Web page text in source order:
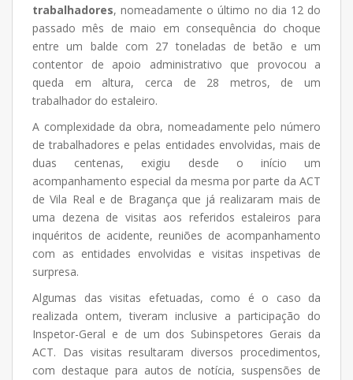
trabalhadores, nomeadamente o último no dia 12 do
passado mês de maio em consequência do choque
entre um balde com 27 toneladas de betão e um
contentor de apoio administrativo que provocou a
queda em altura, cerca de 28 metros, de um
trabalhador do estaleiro.
A complexidade da obra, nomeadamente pelo número
de trabalhadores e pelas entidades envolvidas, mais de
duas centenas, exigiu desde o início um
acompanhamento especial da mesma por parte da ACT
de Vila Real e de Bragança que já realizaram mais de
uma dezena de visitas aos referidos estaleiros para
inquéritos de acidente, reuniões de acompanhamento
com as entidades envolvidas e visitas inspetivas de
surpresa.
Algumas das visitas efetuadas, como é o caso da
realizada ontem, tiveram inclusive a participação do
Inspetor-Geral e de um dos Subinspetores Gerais da
ACT. Das visitas resultaram diversos procedimentos,
com destaque para autos de notícia, suspensões de